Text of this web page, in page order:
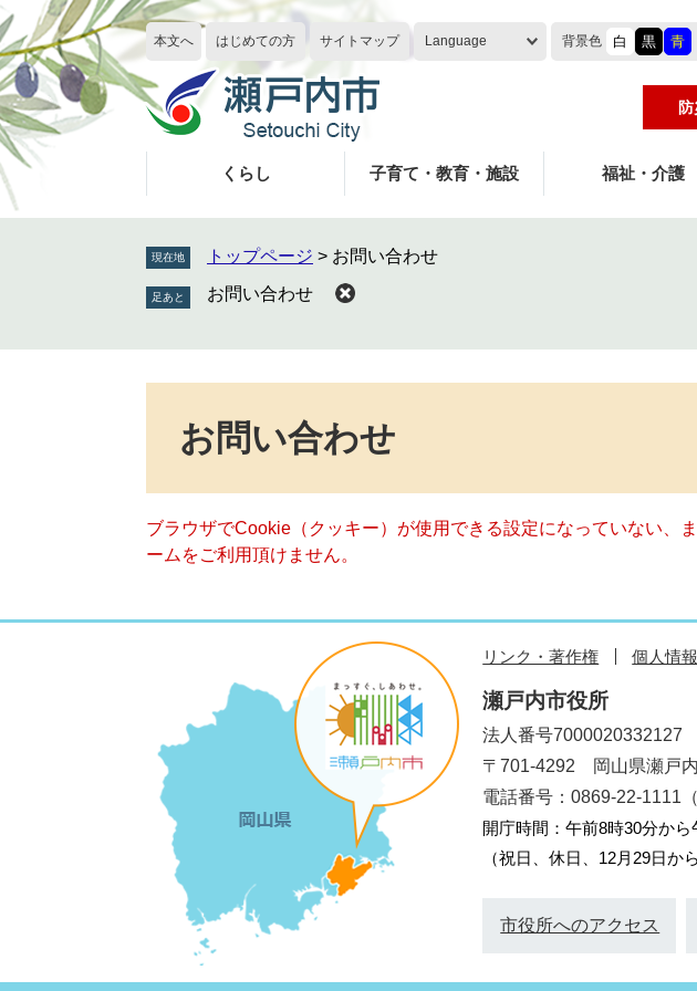
ペ
ー
ジ
の
先
頭
で
す
メ
ニ
ュ
ー
を
飛
ば
し
本文へ はじめての方 サイトマップ Language 背景色 白 黒 青
くらし 子育て・教育・施設 福祉・介護
現在地 トップページ > お問い合わせ
お問い合わせ
お問い合わせ
ブラウザでCookie（クッキー）が使用できる設定になっていない、
ームをご利用頂けません。
リンク・著作権 個人情
瀬戸内市役所
法人番号7000020332127
〒701-4292 岡山県瀬戸
電話番号：0869-22-1111（
開庁時間：午前8時30分から
（祝日、休日、12月29日か
市役所へのアクセス